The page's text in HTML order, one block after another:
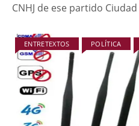
CNHJ de ese partido
ENTRETEXTOS POLÍTICA